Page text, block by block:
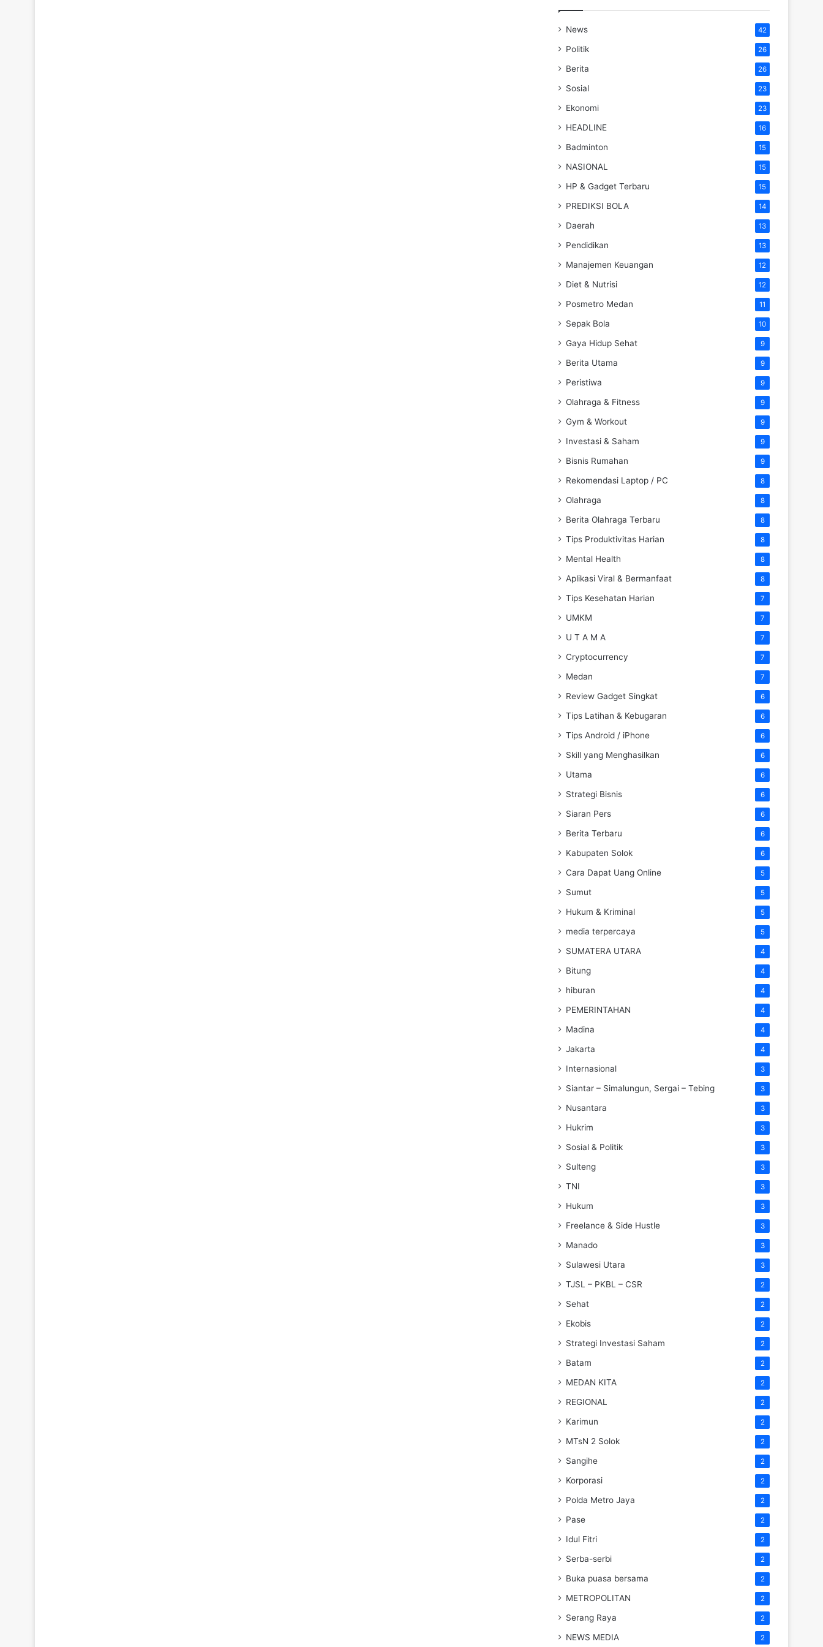
News 42
Politik 26
Berita 26
Sosial 23
Ekonomi 23
HEADLINE 16
Badminton 15
NASIONAL 15
HP & Gadget Terbaru 15
PREDIKSI BOLA 14
Daerah 13
Pendidikan 13
Manajemen Keuangan 12
Diet & Nutrisi 12
Posmetro Medan 11
Sepak Bola 10
Gaya Hidup Sehat 9
Berita Utama 9
Peristiwa 9
Olahraga & Fitness 9
Gym & Workout 9
Investasi & Saham 9
Bisnis Rumahan 9
Rekomendasi Laptop / PC 8
Olahraga 8
Berita Olahraga Terbaru 8
Tips Produktivitas Harian 8
Mental Health 8
Aplikasi Viral & Bermanfaat 8
Tips Kesehatan Harian 7
UMKM 7
U T A M A 7
Cryptocurrency 7
Medan 7
Review Gadget Singkat 6
Tips Latihan & Kebugaran 6
Tips Android / iPhone 6
Skill yang Menghasilkan 6
Utama 6
Strategi Bisnis 6
Siaran Pers 6
Berita Terbaru 6
Kabupaten Solok 6
Cara Dapat Uang Online 5
Sumut 5
Hukum & Kriminal 5
media terpercaya 5
SUMATERA UTARA 4
Bitung 4
hiburan 4
PEMERINTAHAN 4
Madina 4
Jakarta 4
Internasional 3
Siantar – Simalungun, Sergai – Tebing 3
Nusantara 3
Hukrim 3
Sosial & Politik 3
Sulteng 3
TNI 3
Hukum 3
Freelance & Side Hustle 3
Manado 3
Sulawesi Utara 3
TJSL – PKBL – CSR 2
Sehat 2
Ekobis 2
Strategi Investasi Saham 2
Batam 2
MEDAN KITA 2
REGIONAL 2
Karimun 2
MTsN 2 Solok 2
Sangihe 2
Korporasi 2
Polda Metro Jaya 2
Pase 2
Idul Fitri 2
Serba-serbi 2
Buka puasa bersama 2
METROPOLITAN 2
Serang Raya 2
NEWS MEDIA 2